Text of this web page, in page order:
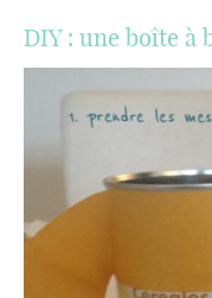
DIY : une boîte